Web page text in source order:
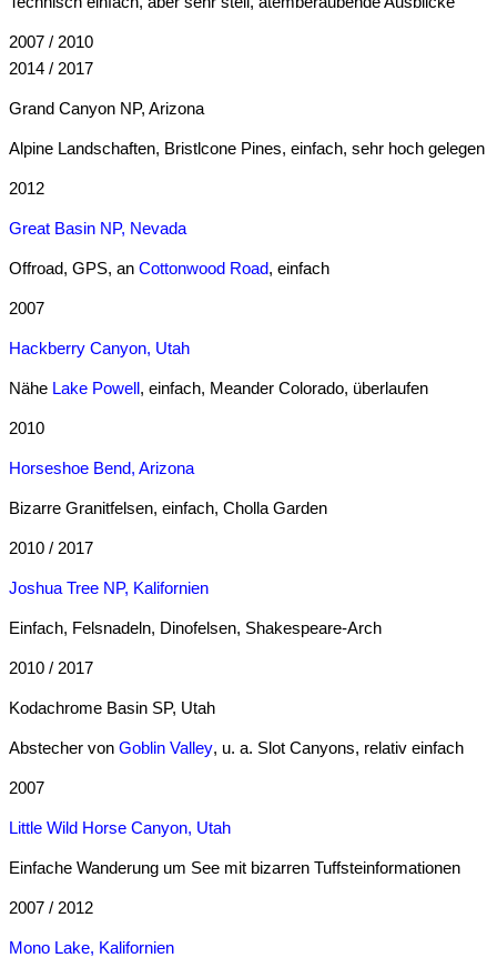
2007 / 2010
2014 / 2017
Grand Canyon NP, Arizona
Alpine Landschaften, Bristlcone Pines, einfach, sehr hoch gelegen
2012
Great Basin NP, Nevada
Offroad, GPS, an Cottonwood Road, einfach
2007
Hackberry Canyon, Utah
Nähe Lake Powell , einfach, Meander Colorado, überlaufen
2010
Horseshoe Bend, Arizona
Bizarre Granitfelsen, einfach, Cholla Garden
2010 / 2017
Joshua Tree NP, Kalifornien
Einfach, Felsnadeln, Dinofelsen, Shakespeare-Arch
2010 / 2017
Kodachrome Basin SP, Utah
Abstecher von Goblin Valley, u. a. Slot Canyons, relativ einfach
2007
Little Wild Horse Canyon, Utah
Einfache Wanderung um See mit bizarren Tuffsteinformationen
2007 / 2012
Mono Lake, Kalifornien